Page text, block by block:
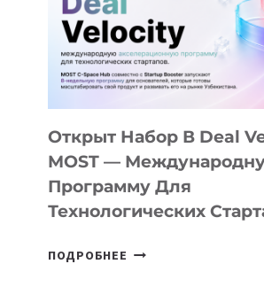
YOUTH
CAMP
ДАЛ
30
ПОДРОСТКАМ
БИЛЕТ
В
Открыт Набор В Deal
MOST —
Программу Для
Технологических
ПОДРОБНЕЕ ОТКРЫТ